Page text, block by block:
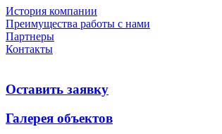
История компании
Преимущества работы с нами
Партнеры
Контакты
Оставить заявку
Галерея объектов